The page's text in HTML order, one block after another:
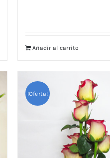
Añadir al carrito
¡Oferta!